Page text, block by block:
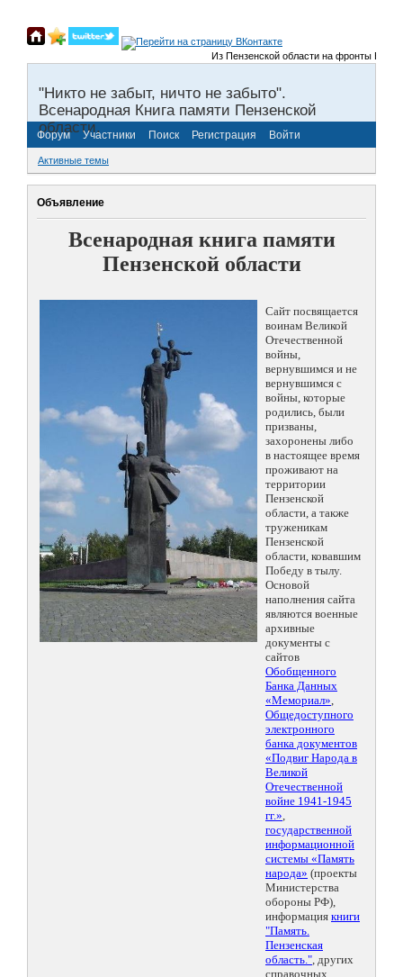
Из Пензенской области на фронты Великой
"Никто не забыт, ничто не забыто".
Всенародная Книга памяти Пензенской
области.
Форум Участники Поиск Регистрация Войти
Активные темы
Объявление
Всенародная книга памяти
Пензенской области
Сайт посвящается
воинам Великой
Отечественной
войны,
вернувшимся и не
вернувшимся с
войны, которые
родились, были
призваны,
захоронены либо
в настоящее время
проживают на
территории
Пензенской
области, а также
труженикам
Пензенской
области, ковавшим
Победу в тылу.
Основой
наполнения сайта
являются военные
архивные
документы с
сайтов
Обобщенного
Банка Данных
«Мемориал»,
Общедоступного
электронного
банка документов
«Подвиг Народа в
Великой
Отечественной
войне 1941-1945
гг.»,
государственной
информационной
системы «Память
народа» (проекты
Министерства
обороны РФ),
информация книги
"Память.
Пензенская
область.", других
справочных